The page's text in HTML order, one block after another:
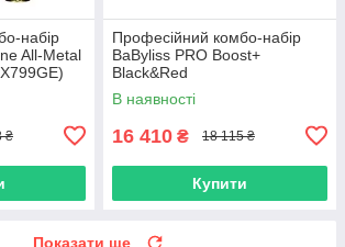
набір
All-Metal
₴
Професійний комбо-набір
BaByliss PRO Boost+
Black&Red
(FX8700RBPE+FX7870RBPE+
FXFS2GSE)
В наявності
16 410 ₴ 18 115 ₴
Купити
Показати ще